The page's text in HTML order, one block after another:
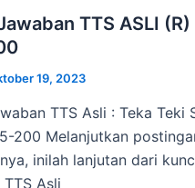
TTS ASLI
19, 2023
TTS Asli : Teka Teki
200 Melanjutkan
inilah lanjutan dari
Asli